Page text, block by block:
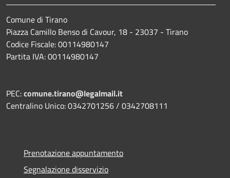
Comune di Tirano
Piazza Camillo Benso di Cavour, 18 - 23037 - Tirano
Codice Fiscale: 00114980147
Partita IVA: 00114980147
PEC:comune.tirano@legalmail.it
Centralino Unico: 0342701256 / 0342708111
Prenotazione appuntamento
Segnalazione disservizio